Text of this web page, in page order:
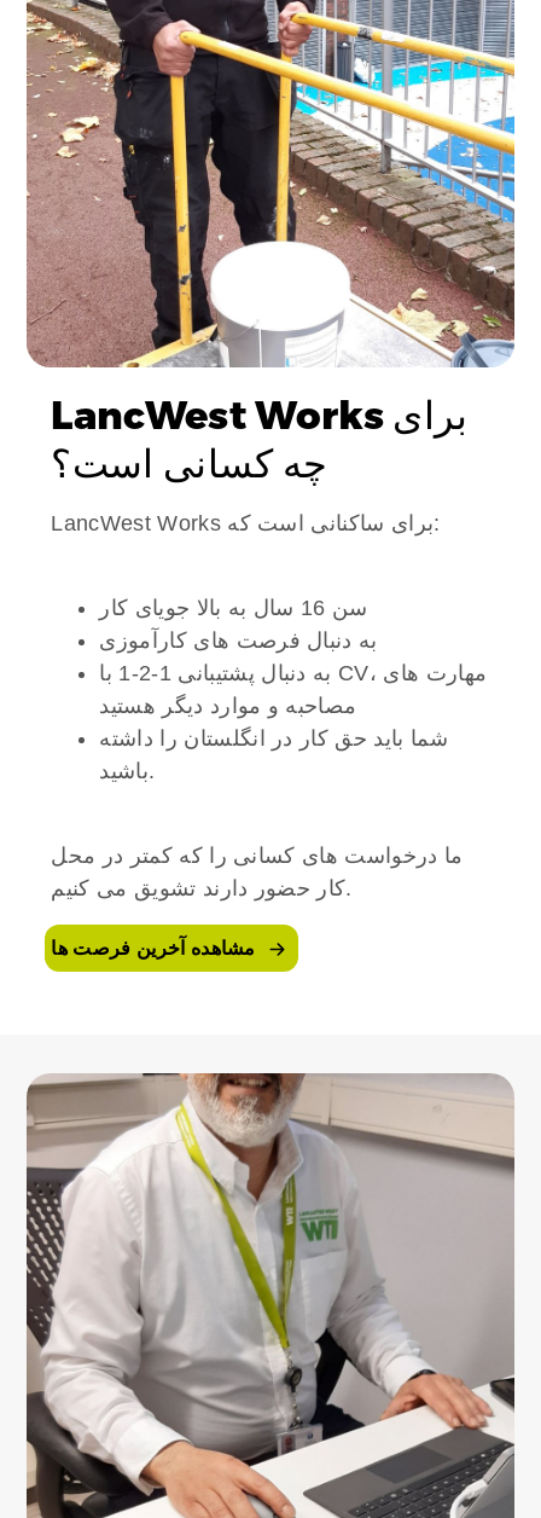
LancWest Works برای
چه کسانی است؟
LancWest Works برای ساکنانی است که:
سن 16 سال به بالا جویای کار
به دنبال فرصت های کارآموزی
به دنبال پشتیبانی 1-2-1 با CV، مهارت های
مصاحبه و موارد دیگر هستید
شما باید حق کار در انگلستان را داشته
باشید.
ما درخواست های کسانی را که کمتر در محل
کار حضور دارند تشویق می کنیم.
مشاهده آخرین فرصت ها